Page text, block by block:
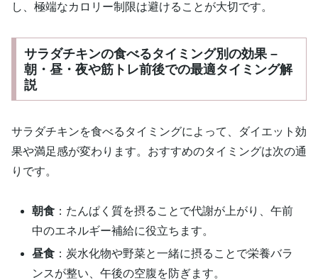
し、極端なカロリー制限は避けることが大切です。
サラダチキンの食べるタイミング別の効果 –
朝・昼・夜や筋トレ前後での最適タイミング解
説
サラダチキンを食べるタイミングによって、ダイエット効
果や満足感が変わります。おすすめのタイミングは次の通
りです。
朝食 ：たんぱく質を摂ることで代謝が上がり、午前
中のエネルギー補給に役立ちます。
昼食 ：炭水化物や野菜と一緒に摂ることで栄養バラ
ンスが整い、午後の空腹を防ぎます。